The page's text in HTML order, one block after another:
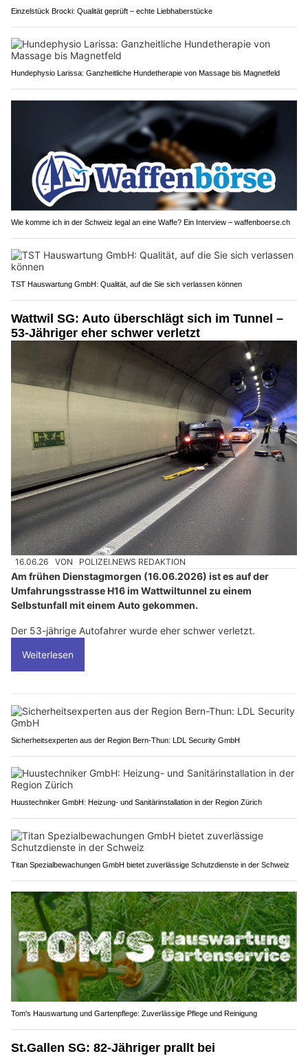
Einzelstück Brocki: Qualität geprüft – echte Liebhaberstücke
Hundephysio Larissa: Ganzheitliche Hundetherapie von Massage bis Magnetfeld
Wie komme ich in der Schweiz legal an eine Waffe? Ein Interview – waffenboerse.ch
TST Hauswartung GmbH: Qualität, auf die Sie sich verlassen können
Wattwil SG: Auto überschlägt sich im Tunnel –
53-Jähriger eher schwer verletzt
16.06.26 VON POLIZEI.NEWS REDAKTION
Am frühen Dienstagmorgen (16.06.2026) ist es auf der
Umfahrungsstrasse H16 im Wattwiltunnel zu einem
Selbstunfall mit einem Auto gekommen.
Der 53-jährige Autofahrer wurde eher schwer verletzt.
Weiterlesen
Sicherheitsexperten aus der Region Bern-Thun: LDL Security GmbH
Huustechniker GmbH: Heizung- und Sanitärinstallation in der Region Zürich
Titan Spezialbewachungen GmbH bietet zuverlässige Schutzdienste in der Schweiz
Tom's Hauswartung und Gartenpflege: Zuverlässige Pflege und Reinigung
St.Gallen SG: 82-Jähriger prallt bei